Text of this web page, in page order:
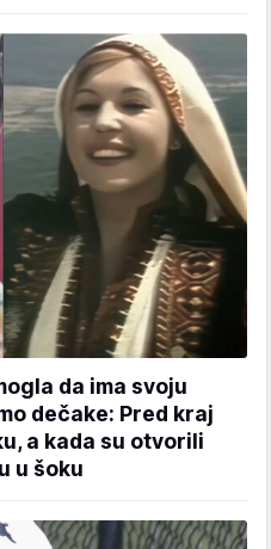
da ima svoju
dečake: Pred kraj
a kada su otvorili
u šoku